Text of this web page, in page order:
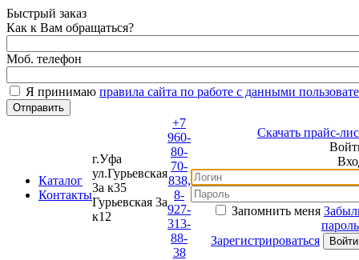
Быстрый заказ
Как к Вам обращаться?
Моб. телефон
Я принимаюправила сайта по работе с данными
Каталог
Контакты
г.Уфа
ул.Гурьевская
3а к35
Гурьевская 3а
к12
+7
960-
80-
70-
838,
8-
927-
313-
88-
38
Скачать прайс-лист
Войти
Вход
Запомнить меня Забыли
пароль?
Зарегистрироваться